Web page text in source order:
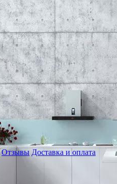
Отзывы Доставка и оплата